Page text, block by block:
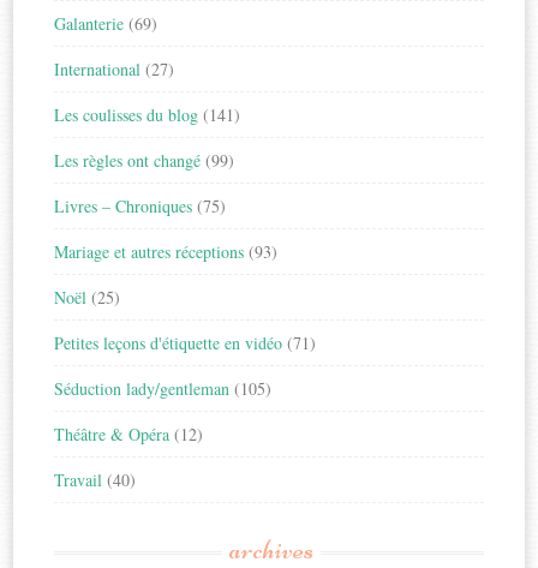
Galanterie (69)
International (27)
Les coulisses du blog (141)
Les règles ont changé (99)
Livres – Chroniques (75)
Mariage et autres réceptions (93)
Noël (25)
Petites leçons d'étiquette en vidéo (71)
Séduction lady/gentleman (105)
Théâtre & Opéra (12)
Travail (40)
archives